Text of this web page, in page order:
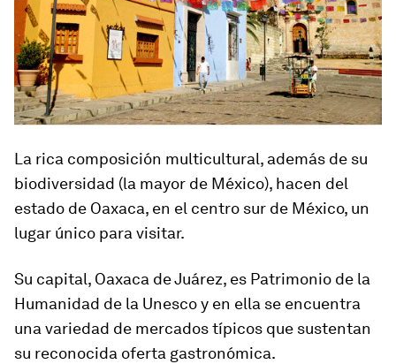
La rica composición multicultural, además de su
biodiversidad (la mayor de México), hacen del
estado de Oaxaca, en el centro sur de México, un
lugar único para visitar.
Su capital, Oaxaca de Juárez, es Patrimonio de la
Humanidad de la Unesco y en ella se encuentra
una variedad de mercados típicos que sustentan
su reconocida oferta gastronómica.